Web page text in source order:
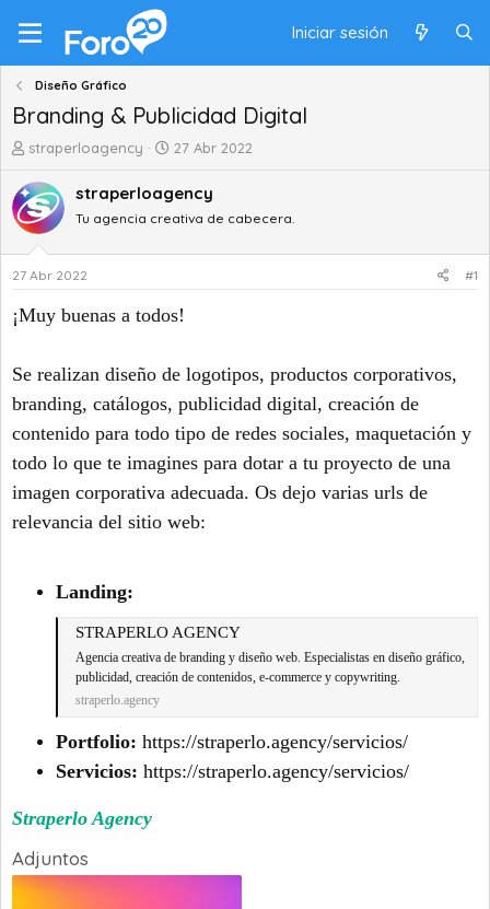
Iniciar sesión
Diseño Gráfico
Branding & Publicidad Digital
A
t
o
r
d
e
e
straperloagency
F
c
d
n
i
27 Abr 2022
straperloagency
Tu agencia creativa de cabecera.
27 Abr 2022 #1
¡Muy buenas a todos!
Se realizan diseño de logotipos, productos corporativos,
branding, catálogos, publicidad digital, creación de
contenido para todo tipo de redes sociales, maquetación y
todo lo que te imagines para dotar a tu proyecto de una
imagen corporativa adecuada. Os dejo varias urls de
relevancia del sitio web:
Landing:
STRAPERLO AGENCY
Agencia creativa de branding y diseño web. Especialistas en diseño gráfico,
publicidad, creación de contenidos, e-commerce y copywriting.
straperlo.agency
Portfolio: https://straperlo.agency/servicios/
Servicios: https://straperlo.agency/servicios/
Straperlo Agency
Adjuntos